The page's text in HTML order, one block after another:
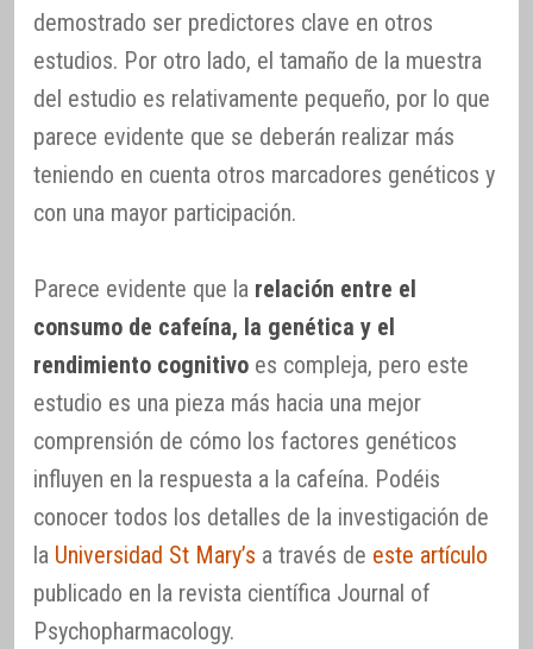
demostrado ser predictores clave en otros
estudios. Por otro lado, el tamaño de la muestra
del estudio es relativamente pequeño, por lo que
parece evidente que se deberán realizar más
teniendo en cuenta otros marcadores genéticos y
con una mayor participación.
Parece evidente que la relación entre el
consumo de cafeína, la genética y el
rendimiento cognitivo es compleja, pero este
estudio es una pieza más hacia una mejor
comprensión de cómo los factores genéticos
influyen en la respuesta a la cafeína. Podéis
conocer todos los detalles de la investigación de
la Universidad St Mary’s a través de este artículo
publicado en la revista científica Journal of
Psychopharmacology.